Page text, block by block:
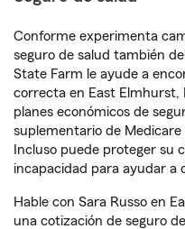
Conforme experimenta
seguro de salud también
State Farm le ayude a
correcta en East Elmhurst,
planes económicos de
suplementario de
Incluso puede proteger su
incapacidad para ayudar a
Hable con Sara Russo en
una cotización de seguro